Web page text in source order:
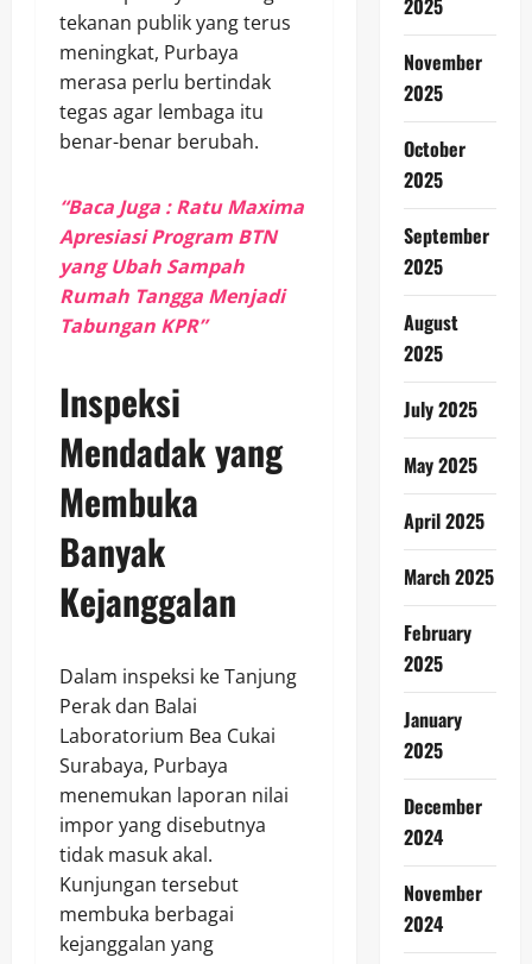
tekanan publik yang terus
meningkat, Purbaya
merasa perlu bertindak
tegas agar lembaga itu
benar-benar berubah.
“Baca Juga : Ratu Maxima
Apresiasi Program BTN
yang Ubah Sampah
Rumah Tangga Menjadi
Tabungan KPR”
Inspeksi
Mendadak yang
Membuka
Banyak
Kejanggalan
Dalam inspeksi ke Tanjung
Perak dan Balai
Laboratorium Bea Cukai
Surabaya, Purbaya
menemukan laporan nilai
impor yang disebutnya
tidak masuk akal.
Kunjungan tersebut
membuka berbagai
kejanggalan yang
2025
November
2025
October
2025
September
2025
August
2025
July 2025
May 2025
April 2025
March 2025
February
2025
January
2025
December
2024
November
2024